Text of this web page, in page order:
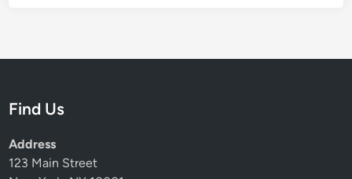
Find Us
Address
123 Main Street